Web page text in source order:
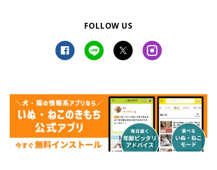
※記事と写真に関連性はありませんので予めご了承ください
病」。検査で異常が発見されたときには、かなり進行していること
も少なくない病気です。早期発見・早期治療のために「腎臓病」の
基礎知識と予防について解説します。
FOLLOW US